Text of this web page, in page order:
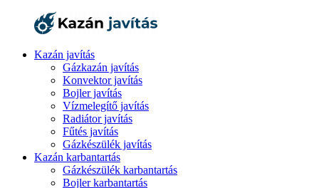
Kazán javítás
Gázkazán javítás
Konvektor javítás
Bojler javítás
Vízmelegítő javítás
Radiátor javítás
Fűtés javítás
Gázkészülék javítás
Kazán karbantartás
Gázkészülék karbantartás
Bojler karbantartás